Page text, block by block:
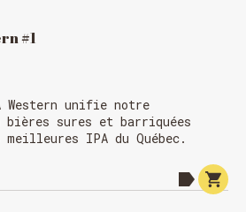
#1
Western unifie notre
sures et barriquées
IPA du Québec.